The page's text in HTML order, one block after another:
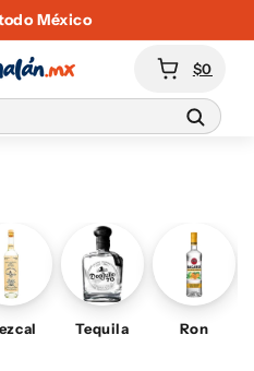
México
Carrito$0
Tequila Ron